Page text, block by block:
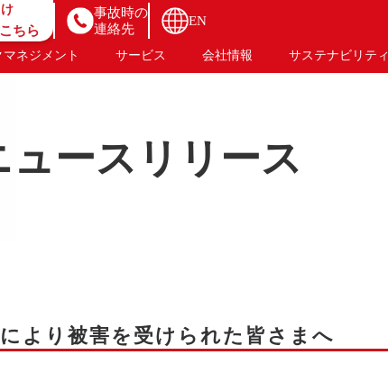
ちら
事故時の
連絡先
EN
マネジメント サービス 会社情報 サステナビリティ
ュースリリース
より被害を受けられた皆さまへ